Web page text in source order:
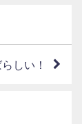
しい！